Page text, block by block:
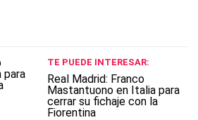
TE PUEDE INTERESAR:
Real Madrid: Franco
Mastantuono en Italia para
cerrar su fichaje con la
Fiorentina